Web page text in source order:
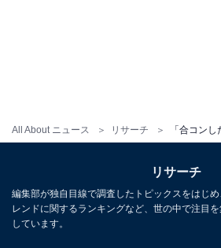
All About ニュース リサーチ
リサーチ
編集部が独自目線で調査したトピックスをはじ
レンドに関するランキングなど、世の中で注目
しています。